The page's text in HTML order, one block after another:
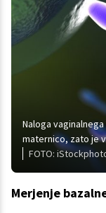
Naloga
maternico, zato je
FOTO:
Merjenje